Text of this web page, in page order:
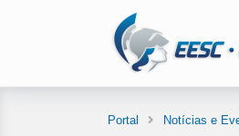
Portal Notícias e